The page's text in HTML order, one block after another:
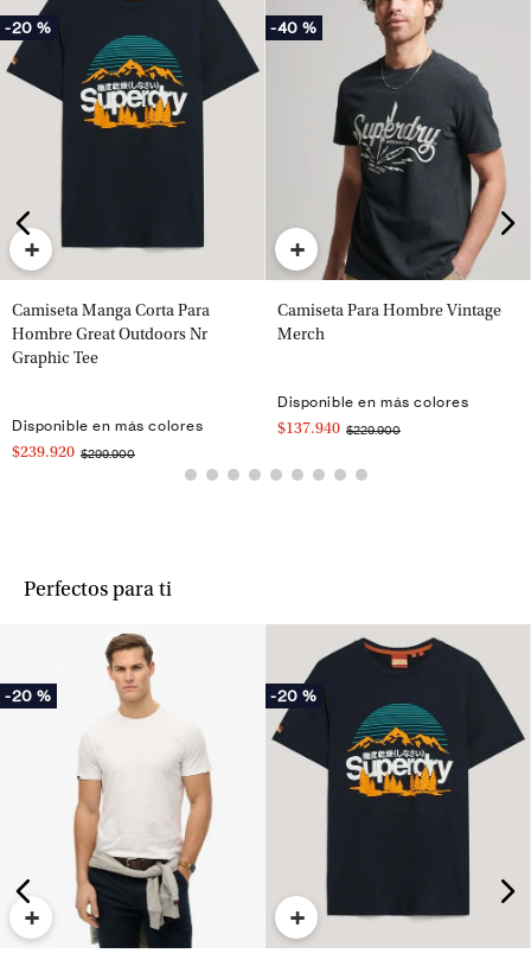
-20 %
+
Camiseta Manga Corta Para
Hombre Great Outdoors Nr
Graphic Tee
Disponible en más colores
$239.920 $299.900
-40 %
+
Camiseta Para Hombre Vintage
Merch
Disponible en más colores
$137.940 $229.900
Perfectos para ti
-20 %
+
-20 %
+